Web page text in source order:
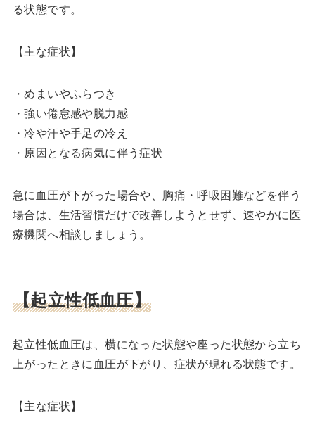
る状態です。
【主な症状】
・めまいやふらつき
・強い倦怠感や脱力感
・冷や汗や手足の冷え
・原因となる病気に伴う症状
急に血圧が下がった場合や、胸痛・呼吸困難などを伴う
場合は、生活習慣だけで改善しようとせず、速やかに医
療機関へ相談しましょう。
【起立性低血圧】
起立性低血圧は、横になった状態や座った状態から立ち
上がったときに血圧が下がり、症状が現れる状態です。
【主な症状】